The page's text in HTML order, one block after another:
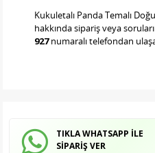
Kukuletalı Panda Temalı
hakkında sipariş veya
927numaralı telefondan
TIKLA WHATSAPP İLE
SİPARİŞ VER